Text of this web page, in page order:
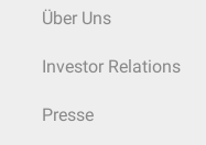
Über Uns
Investor Relations
Presse